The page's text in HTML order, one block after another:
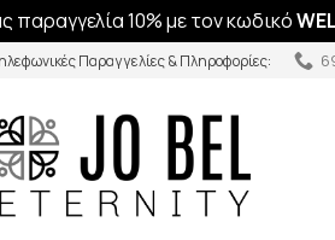
10% με τον κωδικό
Παραγγελίες & Πληροφορίες: